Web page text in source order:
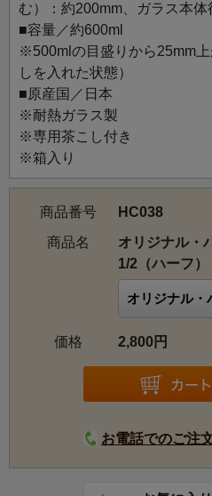
む）：約200mm、ガラス本
■容量／約600ml
※500mlの目盛りから25mm
しを入れた状態）
■原産国／日本
※耐熱ガラス製
※専用茶こし付き
※箱入り
商品番号
HC038
商品名
オリジナル・
1/2（ハーフ）
価格 2,800円
お電話でのご注